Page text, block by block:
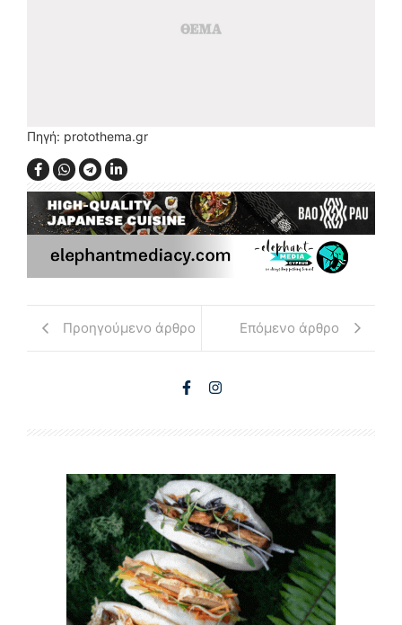
Πηγή: protothema.gr
Προηγούμενο άρθρο Επόμενο άρθρο